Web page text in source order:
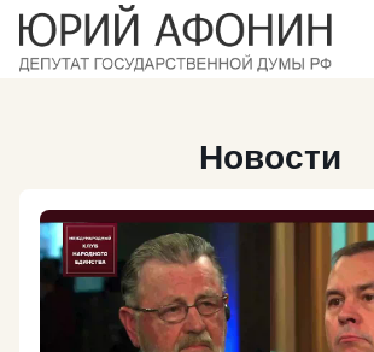
Новости